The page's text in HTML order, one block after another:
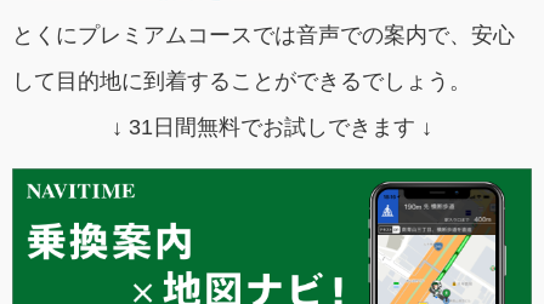
とくにプレミアムコースでは音声での案内で、安心
して目的地に到着することができるでしょう。
↓ 31日間無料でお試しできます ↓